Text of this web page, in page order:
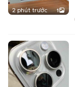
2 phút trước 1